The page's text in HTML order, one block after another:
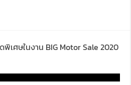
เศษในงาน BIG Motor Sale 2020